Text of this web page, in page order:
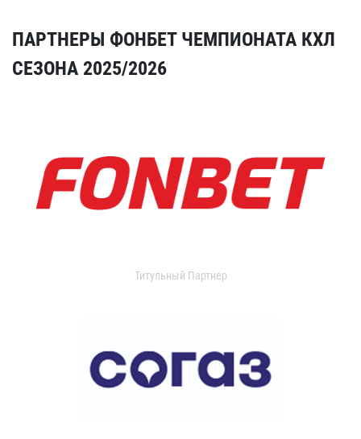
ПАРТНЕРЫ ФОНБЕТ ЧЕМПИОНАТА КХЛ
СЕЗОНА 2025/2026
Титульный Партнер